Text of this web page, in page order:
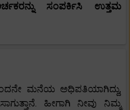
ಸಂಪರ್ಕಿಸಿ ಉತ್ತಮ
ಮನೆಯ ಅಧಿಪತಿಯಾಗಿದ್ದು,
ಹೀಗಾಗಿ ನೀವು ನಿಮ್ಮ